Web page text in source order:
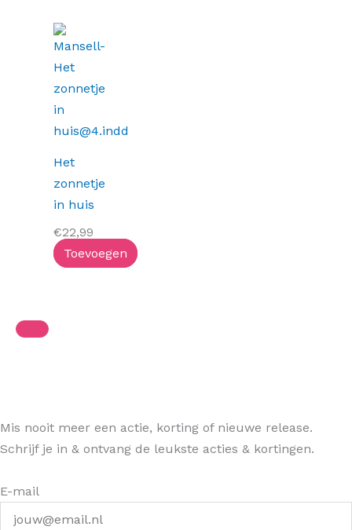
Het
zonnetje
in huis
€22,99
Toevoegen
Mis nooit meer een actie, korting of nieuwe release.
Schrijf je in & ontvang de leukste acties & kortingen.
E-mail